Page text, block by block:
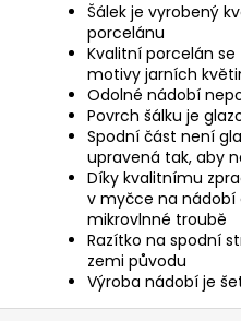
Šálek je vyrobený
porcelánu
Kvalitní porcelán
motivy jarních
Odolné nádobí
Povrch šálku je
Spodní část není
upravená tak, aby
Díky kvalitnímu
v myčce na nádobí
mikrovlnné troubě
Razítko na spodní
zemi původu
Výroba nádobí je